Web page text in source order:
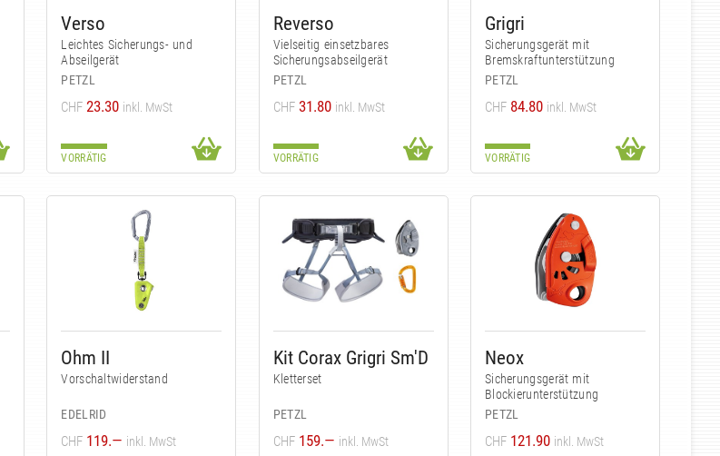
Verso
Leichtes Sicherungs- und
Abseilgerät
PETZL
CHF 23.30 inkl. MwSt
VORRÄTIG
Reverso
Vielseitig einsetzbares
Sicherungsabseilgerät
PETZL
CHF 31.80 inkl. MwSt
VORRÄTIG
Grigri
Sicherungsgerät mit
Bremskraftunterstützung
PETZL
CHF 84.80 inkl. MwSt
VORRÄTIG
Ohm II
Vorschaltwiderstand
EDELRID
CHF 119.— inkl. MwSt
Kit Corax Grigri Sm'D
Kletterset
PETZL
CHF 159.— inkl. MwSt
Neox
Sicherungsgerät mit
Blockierunterstützung
PETZL
CHF 121.90 inkl. MwSt